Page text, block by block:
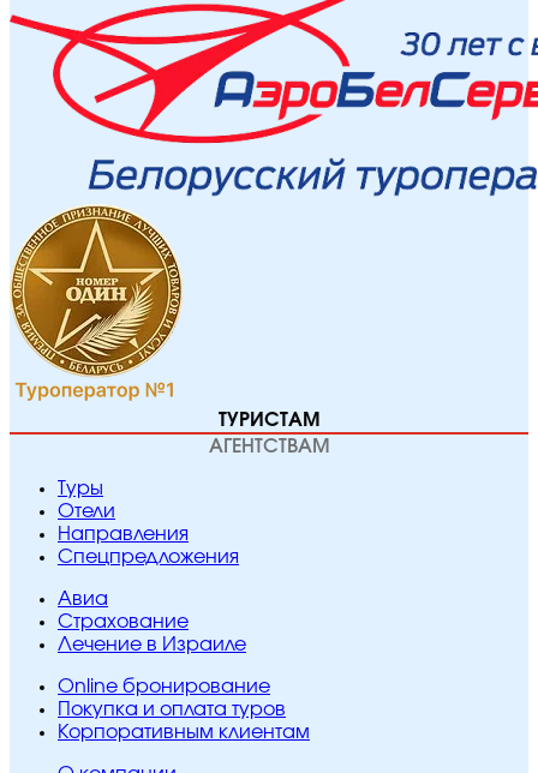
ТУРИСТАМ
АГЕНТСТВАМ
Туры
Отели
Направления
Спецпредложения
Авиа
Страхование
Лечение в Израиле
Online бронирование
Покупка и оплата туров
Корпоративным клиентам